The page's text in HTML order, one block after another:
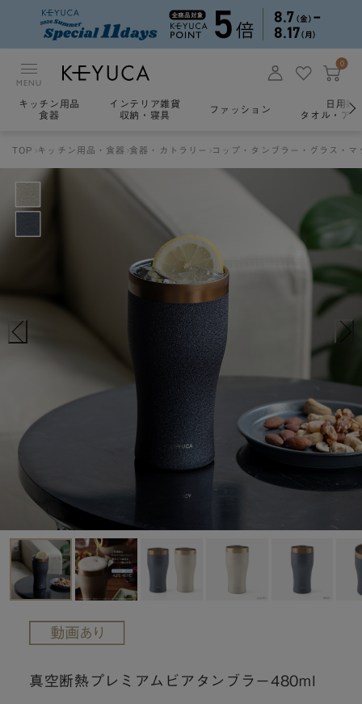
MENU
0
キッチン用品
食器
インテリア雑貨
収納・寝具
ファッション
日用雑
タオル・ア
TOP キッチン用品・食器 食器・カトラリー コップ・タンブラー・グラス・マ
真空断熱プレミアムビアタンブラー480ml